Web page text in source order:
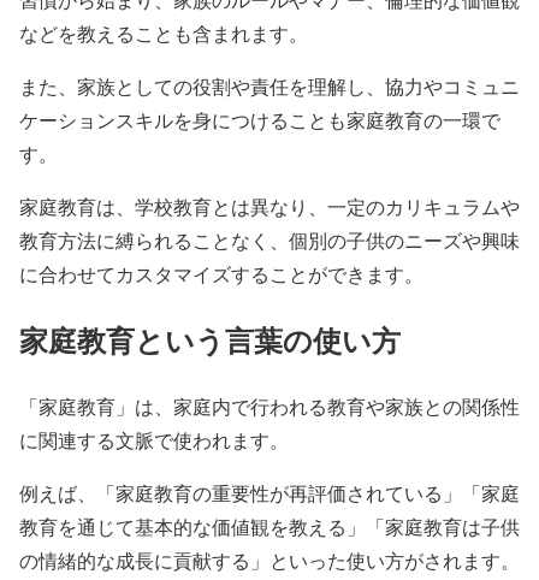
などを教えることも含まれます。
また、家族としての役割や責任を理解し、協力やコミュニ
ケーションスキルを身につけることも家庭教育の一環で
す。
家庭教育は、学校教育とは異なり、一定のカリキュラムや
教育方法に縛られることなく、個別の子供のニーズや興味
に合わせてカスタマイズすることができます。
家庭教育という言葉の使い方
「家庭教育」は、家庭内で行われる教育や家族との関係性
に関連する文脈で使われます。
例えば、「家庭教育の重要性が再評価されている」「家庭
教育を通じて基本的な価値観を教える」「家庭教育は子供
の情緒的な成長に貢献する」といった使い方がされます。